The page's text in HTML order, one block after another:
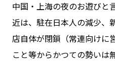
お問い
法人登録
中国・上海の夜のお遊びと
近は、駐在日本人の減少、
店自体が閉鎖（常連向けに
こと等からかつての勢いは